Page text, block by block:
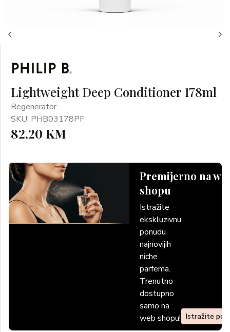
Lightweight Deep Conditioner 178ml
Regenerator
SKU: PHB03178PF
82,20 KM
Premijerno na
shopu
Istražite
ekskluzivnu
ponudu
najnovijih
niche
parfema.
Trenutno
dostupno
samo na
web shopu! Istražite